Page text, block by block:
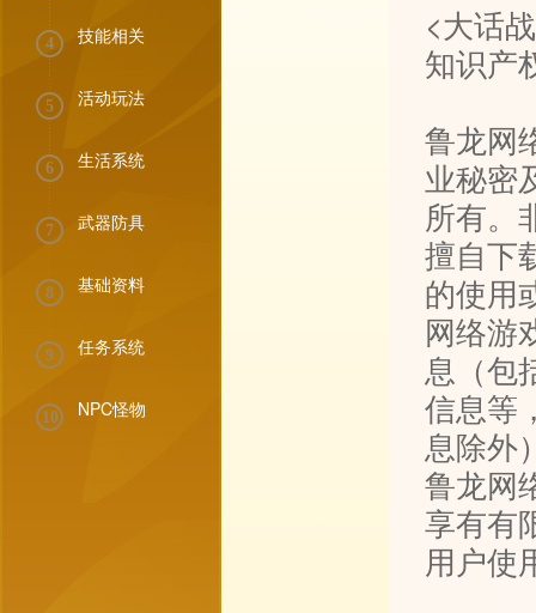
4 技能相关
5 活动玩法
6 生活系统
7 武器防具
8 基础资料
9 任务系统
10 NPC怪物
<大话
知识产
鲁龙网
业秘密
所有。
擅自下
的使用
网络游
息（包
信息等
息除外
鲁龙网
享有有
用户使